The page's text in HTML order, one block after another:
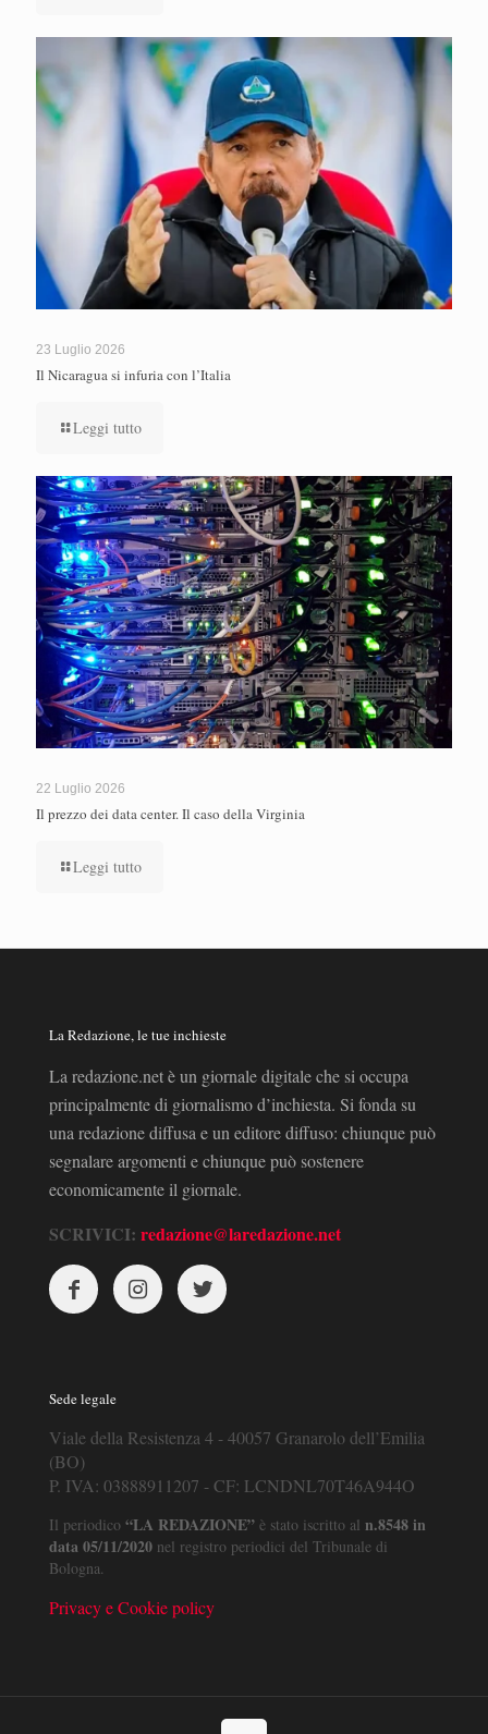
23 Luglio 2026
Il Nicaragua si infuria con l’Italia
Leggi tutto
22 Luglio 2026
Il prezzo dei data center. Il caso della Virginia
Leggi tutto
La Redazione, le tue inchieste
La redazione.net è un giornale digitale che si occupa
principalmente di giornalismo d’inchiesta. Si fonda su
una redazione diffusa e un editore diffuso: chiunque può
segnalare argomenti e chiunque può sostenere
economicamente il giornale.
SCRIVICI: redazione@laredazione.net
Sede legale
Viale della Resistenza 4 - 40057 Granarolo dell’Emilia
(BO)
P. IVA: 03888911207 - CF: LCNDNL70T46A944O
Il periodico “LA REDAZIONE” è stato iscritto al n.8548 in
data 05/11/2020 nel registro periodici del Tribunale di
Bologna.
Privacy e Cookie policy